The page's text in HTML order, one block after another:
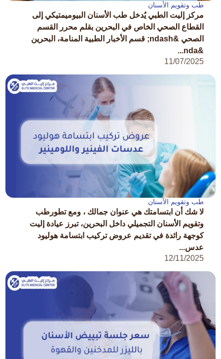
طب وتقويم الأسنان
مركز إليت الطبي يُدخل طب الأسنان البيوميمتيكي إلى
القطاع الصحي الخاص في البحرين بقلم محرر القسم
الصحي &ndash; قسم الأخبار الطبية المنامة، البحرين
&nda...
11/07/2025
طب وتقويم الأسنان
لا شك أن ابتسامتك هي عنوان جمالك ، ومع تطورطب
وتقويم الأسنان التجميلي داخل البحرين، تبرز عيادة إليت
كوجهة رائدة في تقديم عروض تركيب ابتسامة هوليود
عدس...
12/11/2025